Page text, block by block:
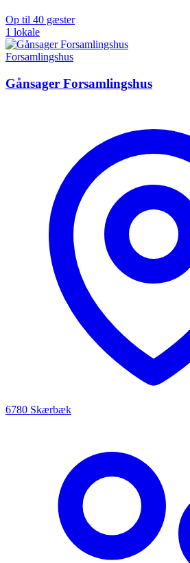
Op til 40 gæster
1 lokale
Forsamlingshus
Gånsager Forsamlingshus
6780 Skærbæk